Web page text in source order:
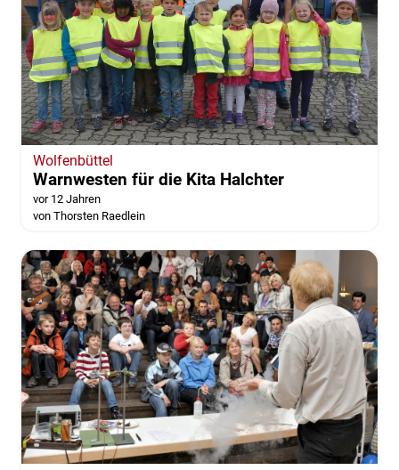
Wolfenbüttel
Warnwesten für die Kita Halchter
vor 12 Jahren
von Thorsten Raedlein